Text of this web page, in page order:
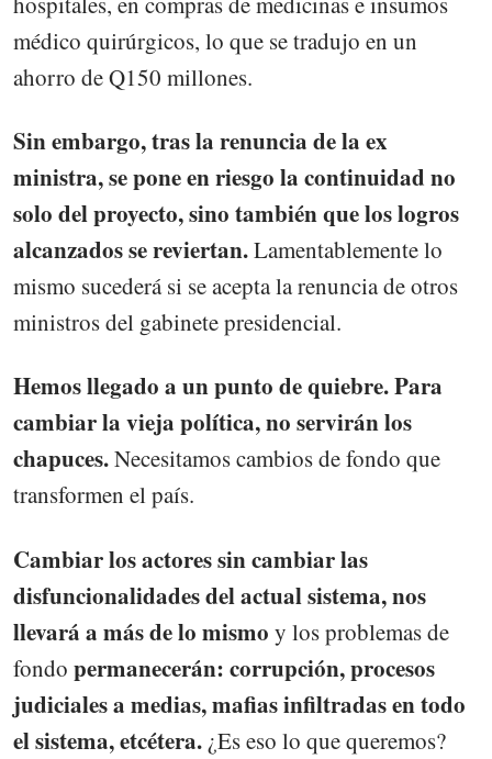
médico quirúrgicos, lo que se tradujo en un
ahorro de Q150 millones.
Sin embargo, tras la renuncia de la ex
ministra, se pone en riesgo la continuidad no
solo del proyecto, sino también que los logros
alcanzados se reviertan.Lamentablemente lo
mismo sucederá si se acepta la renuncia de otros
ministros del gabinete presidencial.
Hemos llegado a un punto de quiebre. Para
cambiar la vieja política, no servirán los
chapuces.Necesitamos cambios de fondo que
transformen el país.
Cambiar los actores sin cambiar las
disfuncionalidades del actual sistema, nos
llevará a más de lo mismo y los problemas de
fondo permanecerán: corrupción, procesos
judiciales a medias, mafias infiltradas en todo
el sistema, etcétera. ¿Es eso lo que queremos?